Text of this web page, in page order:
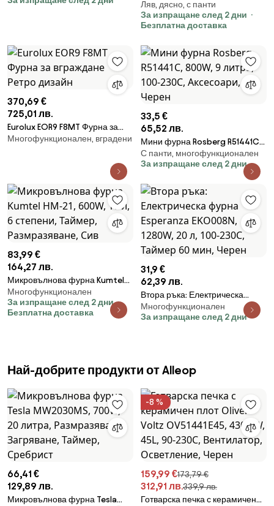
A, 9 функции и 5 нива на
печка Elite EMO-FL 65 2591,
2000W, 65 литра, 3 режима,
Двойно стъкло, Термостат,
Ляв, дясно, с панти
За изпращане след 2 дни
Безплатна доставка
370,69 €
725,01 лв.
Eurolux EOR9 F8MT Фурна за
вграждане Ретро дизайн
Многофункционален, вградени
33,5 €
65,52 лв.
Мини фурна Rosberg R51441C,
800W, 9 литра, 100-230C,
Аксесоари, Черен
С панти, многофункционален
За изпращане след 2 дни
83,99 €
164,27 лв.
Микровълнова фурна Kumtel
HM-21, 600W, 17 л, 6 степени,
Таймер, Размразяване, Сив
Многофункционален
За изпращане след 2 дни
Безплатна доставка
31,9 €
62,39 лв.
Втора ръка: Електрическа
фурна Esperanza EKO008N,
1280W, 20 л, 100-230C, Таймер
Многофункционален
За изпращане след 2 дни
Най-добрите продукти от Alleop
66,41 €
129,89 лв.
Микровълнова фурна Tesla
-8 %
159,99 €173,79 €
312,91 лв.339,9 лв.
Готварска печка с керамичен